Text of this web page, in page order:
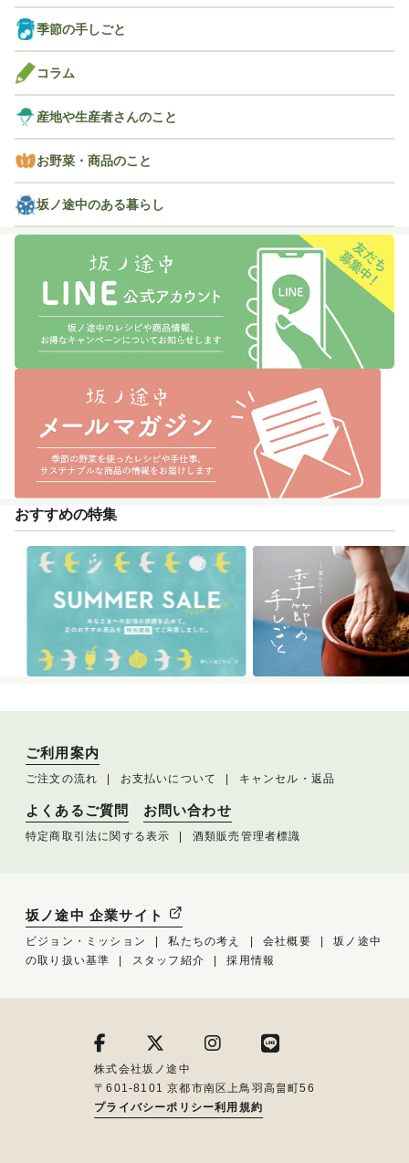
季節の手しごと
コラム
産地や生産者さんのこと
お野菜・商品のこと
坂ノ途中のある暮らし
おすすめの特集
ご利用案内
ご注文の流れ お支払いについて キャンセル・返品
よくあるご質問 お問い合わせ
特定商取引法に関する表示 酒類販売管理者標識
坂ノ途中 企業サイト
ビジョン・ミッション 私たちの考え 会社概要
坂ノ途中
の取り扱い基準
スタッフ紹介 採用情報
株式会社坂ノ途中
〒601-8101 京都市南区上鳥羽高畠町56
プライバシーポリシー利用規約